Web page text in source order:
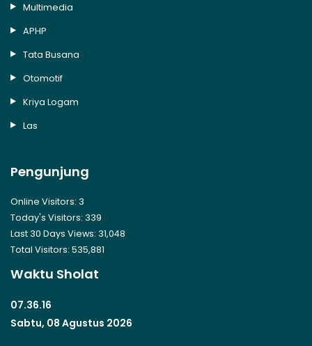
Multimedia
APHP
Tata Busana
Otomotif
Kriya Logam
Las
Pengunjung
Online Visitors: 3
Today's Visitors: 339
Last 30 Days Views: 31,048
Total Visitors: 535,881
Waktu Sholat
07.36.16
Sabtu, 08 Agustus 2026